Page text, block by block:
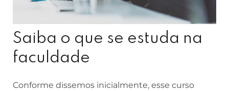
Saiba o que se estuda na
faculdade
Conforme dissemos inicialmente, esse curso